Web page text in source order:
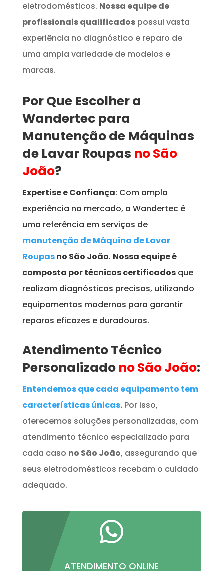
eletrodomésticos. Nossa equipe de
profissionais qualificadospossui vasta
experiência no diagnóstico e reparo de
uma ampla variedade de modelos e
marcas.
Por Que Escolher a
Wandertec para
Manutenção de Máquinas
de Lavar Roupas no São
João?
Expertise e Confiança: Com ampla
experiência no mercado, a Wandertec é
uma referência em serviços de
manutenção de Máquina de Lavar
Roupasno São João. Nossa equipe é
composta por técnicos certificadosque
realizam diagnósticos precisos, utilizando
equipamentos modernos para garantir
reparos eficazes e duradouros.
Atendimento Técnico
Personalizado no São João:
Entendemos que cada equipamento tem
características únicas.Por isso,
oferecemos soluções personalizadas, com
atendimento técnico especializado para
cada caso no São João, assegurando que
seus eletrodomésticos recebam o cuidado
adequado.

ATENDIMENTO ONLINE